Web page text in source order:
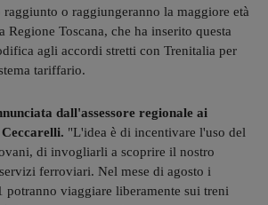
o raggiungeranno la maggiore età
Regione Toscana, che ha inserito questa
agli accordi stretti con Trenitalia per
tariffario.
dall'assessore regionale ai
"L'idea è di incentivare l'uso del
di invogliarli a scoprire il nostro
ferroviari. Nel mese di agosto i
potranno viaggiare liberamente sui treni